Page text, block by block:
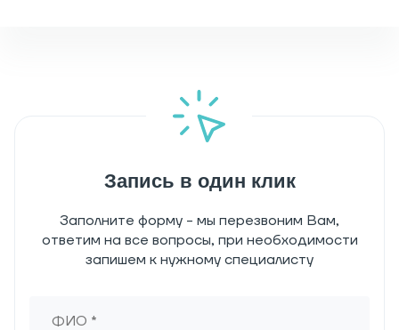
Запись в один клик
Заполните форму - мы перезвоним Вам,
ответим на все вопросы, при необходимости
запишем к нужному специалисту